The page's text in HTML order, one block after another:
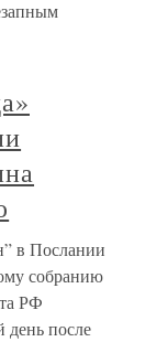
в Послании
собранию
РФ
после